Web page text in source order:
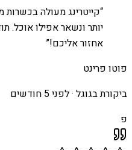
“קייטרינג מעולה בכשרות
יותר ונשאר אפילו אוכל.
אחזור אליכם!”
פוטו פרינט
ביקורת בגוגל ·לפני 5 חודשים
פ